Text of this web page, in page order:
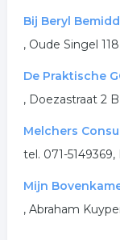
.
Bij Beryl
, Oude Singel
De Praktische
, Doezastraat 2
Melchers
tel. 071-
Mijn
, Abraham